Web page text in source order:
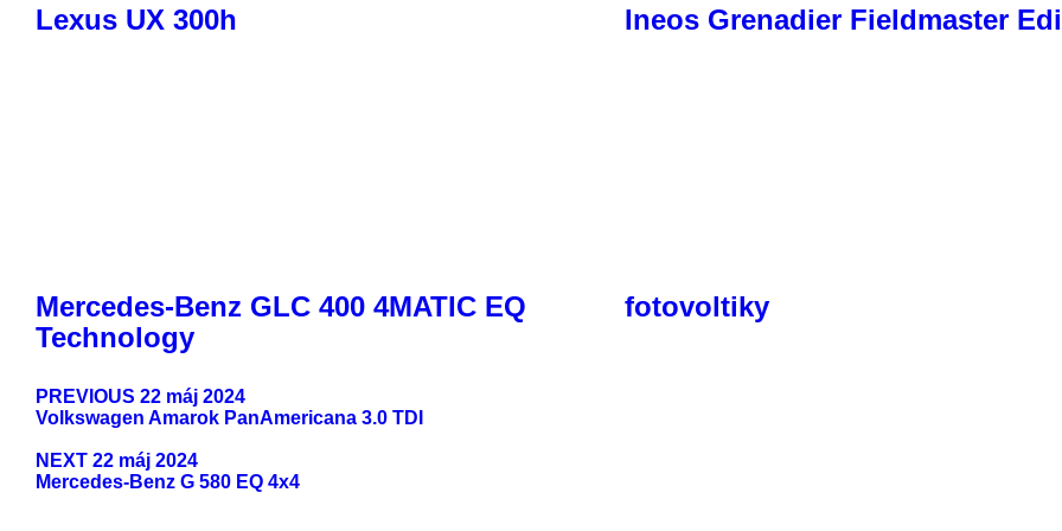
Lexus UX 300h Ineos Grenadier Fieldmaster
Mercedes-Benz GLC 400 4MATIC EQ
Technology
fotovoltiky
PREVIOUS 22 máj 2024
Volkswagen Amarok PanAmericana 3.0 TDI
NEXT 22 máj 2024
Mercedes-Benz G 580 EQ 4x4